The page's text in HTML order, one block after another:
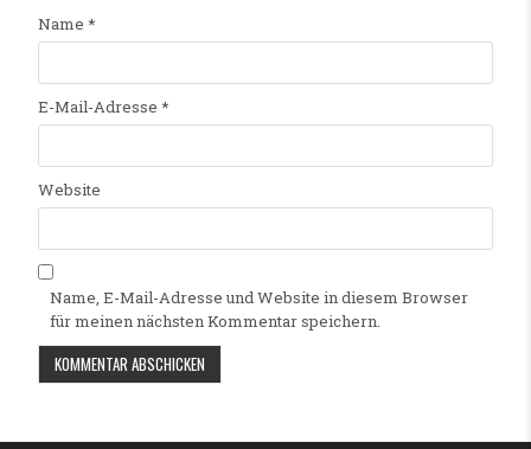
Name *
E-Mail-Adresse *
Website
Name, E-Mail-Adresse und Website in diesem Browser
für meinen nächsten Kommentar speichern.